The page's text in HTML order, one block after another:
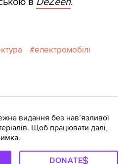
електромобілі
видання без навʼязливої
Щоб працювати далі,
DONATE